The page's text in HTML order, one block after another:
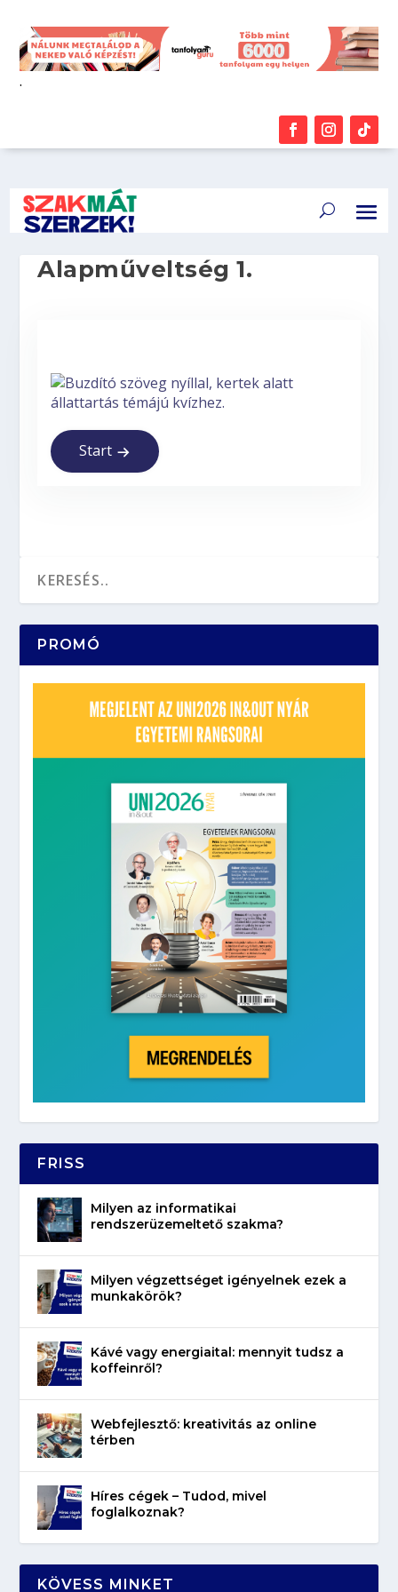
.
Alapműveltség 1.
Start
PROMÓ
FRISS
Milyen az informatikai
rendszerüzemeltető szakma?
Milyen végzettséget igényelnek ezek a
munkakörök?
Kávé vagy energiaital: mennyit tudsz a
koffeinről?
Webfejlesztő: kreativitás az online
térben
Híres cégek – Tudod, mivel
foglalkoznak?
KÖVESS MINKET